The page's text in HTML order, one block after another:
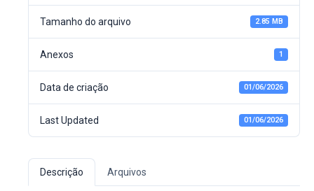
Tamanho do arquivo 2.85 MB
Anexos 1
Data de criação 01/06/2026
Last Updated 01/06/2026
Descrição Arquivos